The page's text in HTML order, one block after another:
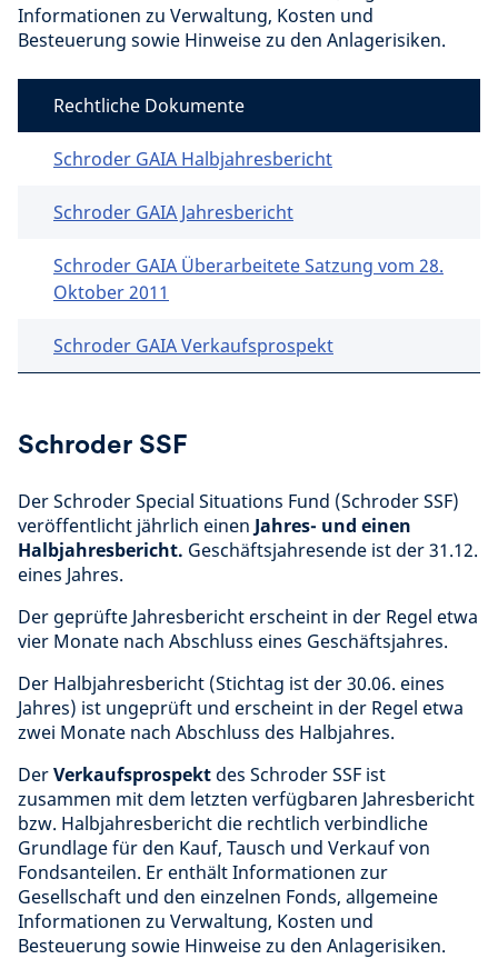
Informationen zu Verwaltung, Kosten und
Besteuerung sowie Hinweise zu den Anlagerisiken.
Rechtliche Dokumente
Schroder GAIA Halbjahresbericht
Schroder GAIA Jahresbericht
Schroder GAIA Überarbeitete Satzung vom 28.
Oktober 2011
Schroder GAIA Verkaufsprospekt
Schroder SSF
Der Schroder Special Situations Fund (Schroder SSF)
veröffentlicht jährlich einen Jahres- und einen
Halbjahresbericht. Geschäftsjahresende ist der 31.12.
eines Jahres.
Der geprüfte Jahresbericht erscheint in der Regel etwa
vier Monate nach Abschluss eines Geschäftsjahres.
Der Halbjahresbericht (Stichtag ist der 30.06. eines
Jahres) ist ungeprüft und erscheint in der Regel etwa
zwei Monate nach Abschluss des Halbjahres.
DerVerkaufsprospekt des Schroder SSF ist
zusammen mit dem letzten verfügbaren Jahresbericht
bzw. Halbjahresbericht die rechtlich verbindliche
Grundlage für den Kauf, Tausch und Verkauf von
Fondsanteilen. Er enthält Informationen zur
Gesellschaft und den einzelnen Fonds, allgemeine
Informationen zu Verwaltung, Kosten und
Besteuerung sowie Hinweise zu den Anlagerisiken.